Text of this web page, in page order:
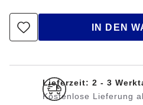
IN DEN
Lieferzeit: 2 - 3
Kostenlose Lieferung